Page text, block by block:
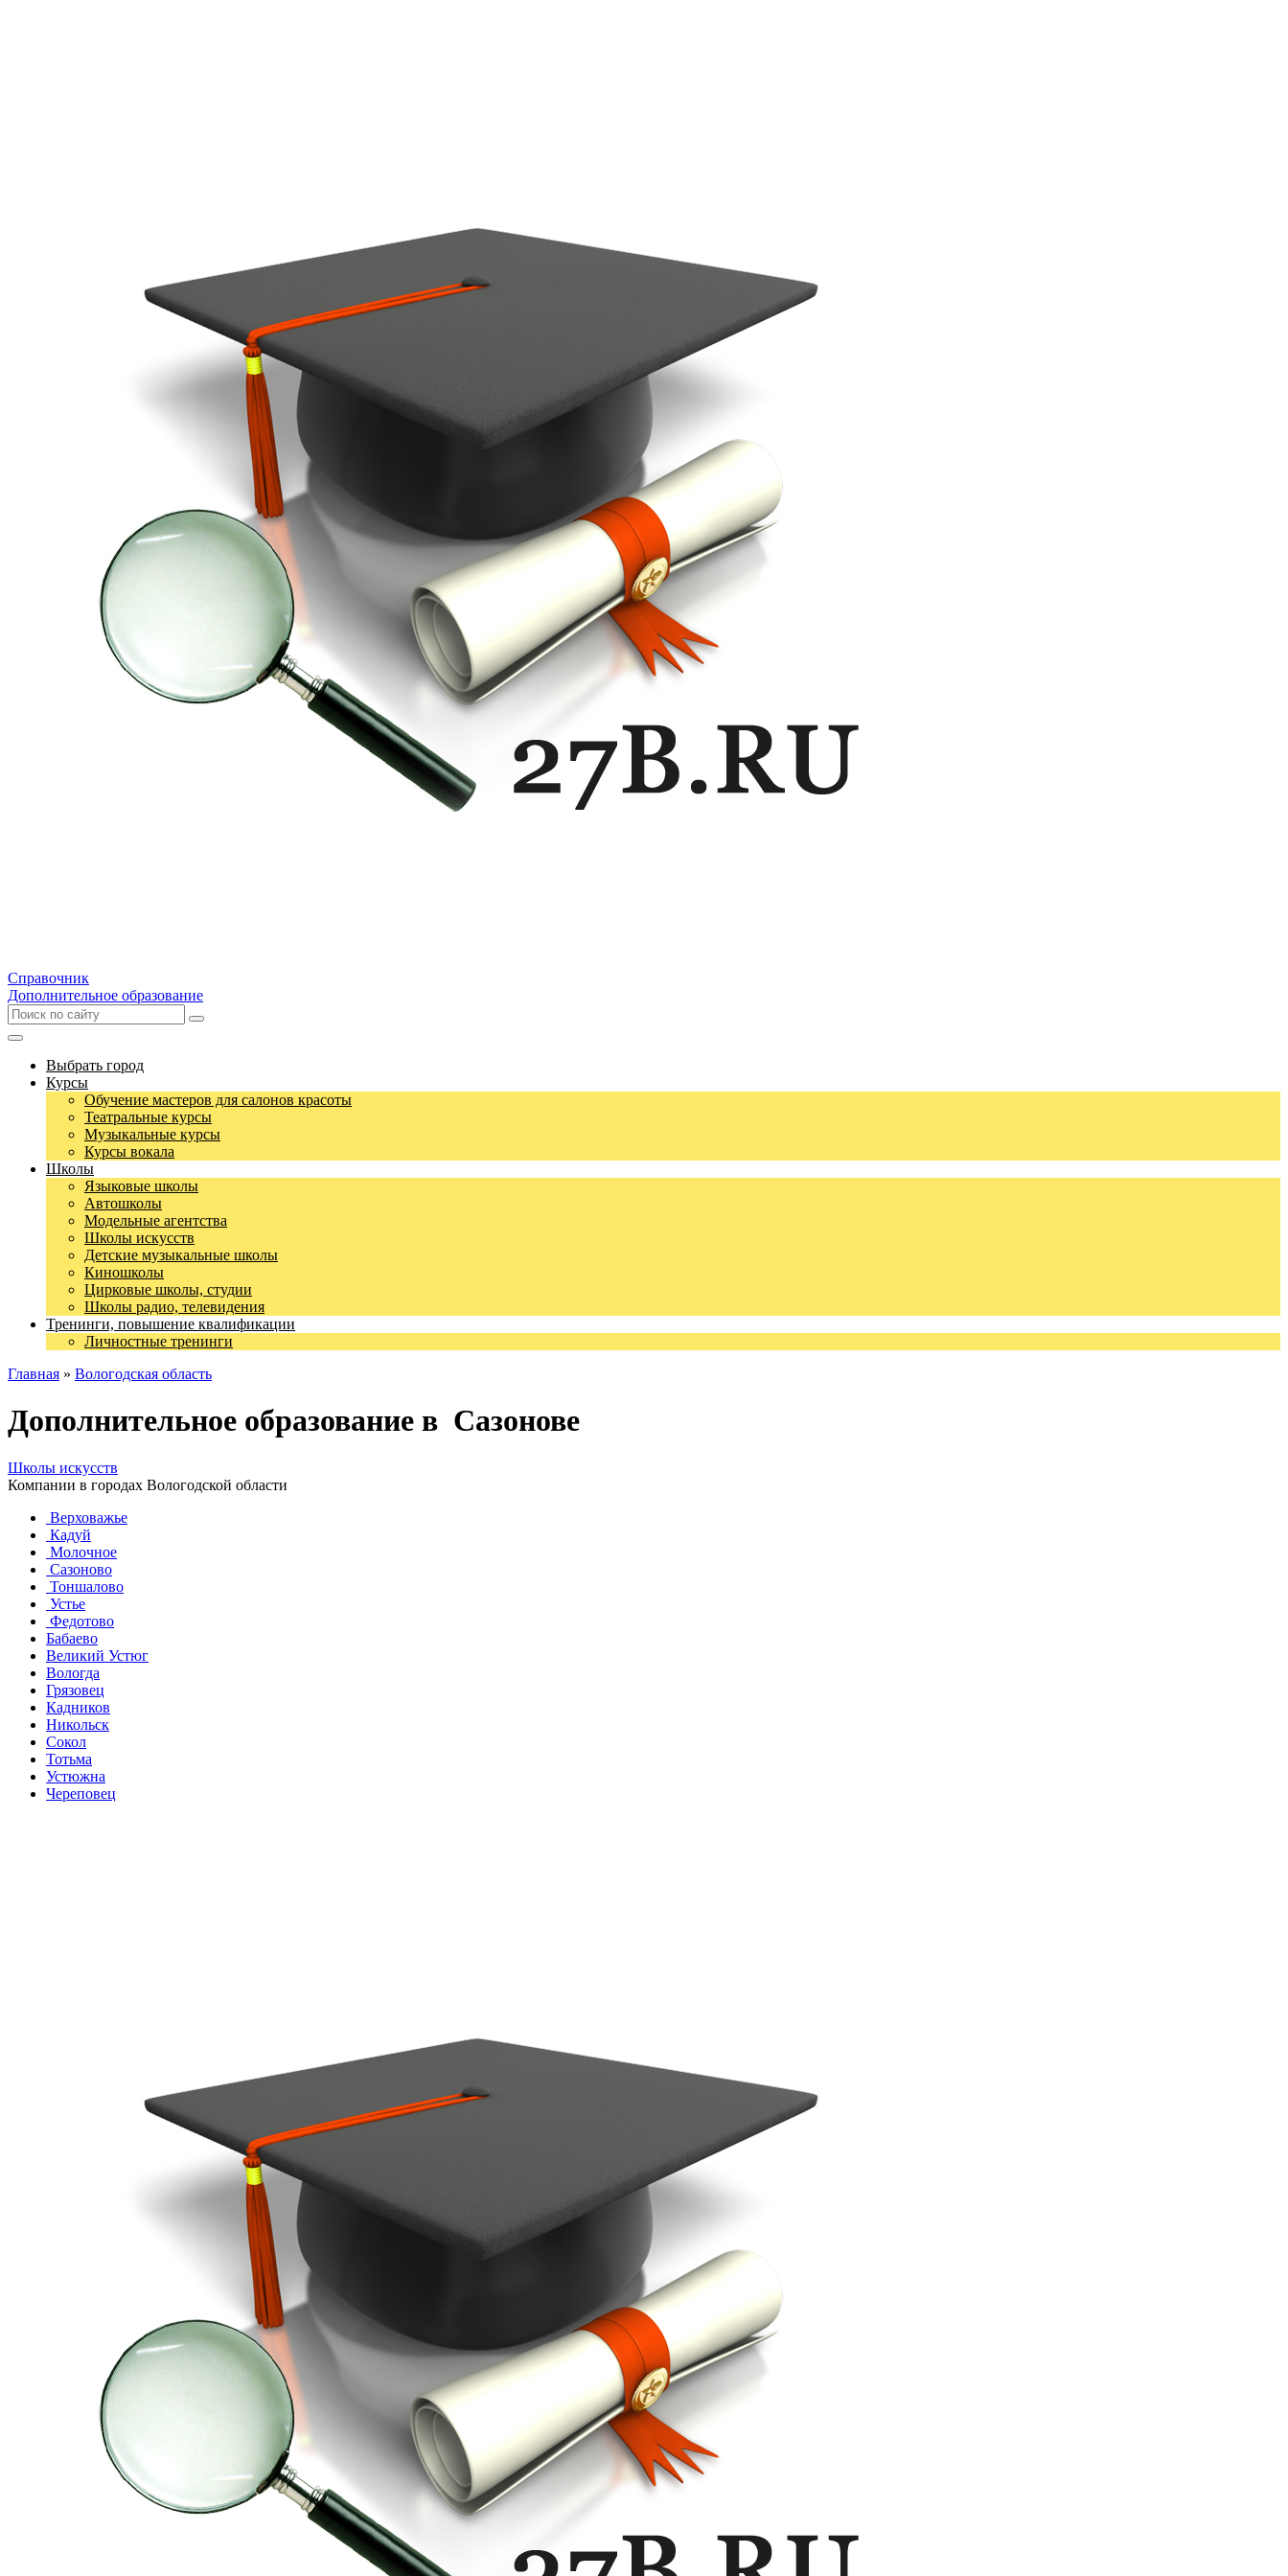
Справочник
Дополнительное образование
Выбрать город
Курсы
Обучение мастеров для салонов красоты
Театральные курсы
Музыкальные курсы
Курсы вокала
Школы
Языковые школы
Автошколы
Модельные агентства
Школы искусств
Детские музыкальные школы
Киношколы
Цирковые школы, студии
Школы радио, телевидения
Тренинги, повышение квалификации
Личностные тренинги
Главная » Вологодская область
Дополнительное образование в Сазонове
Школы искусств
Компании в городах Вологодской области
Верховажье
Кадуй
Молочное
Сазоново
Тоншалово
Устье
Федотово
Бабаево
Великий Устюг
Вологда
Грязовец
Кадников
Никольск
Сокол
Тотьма
Устюжна
Череповец